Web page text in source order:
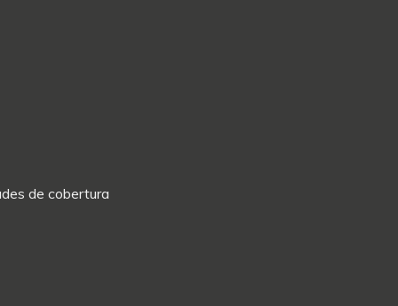
de cobertura